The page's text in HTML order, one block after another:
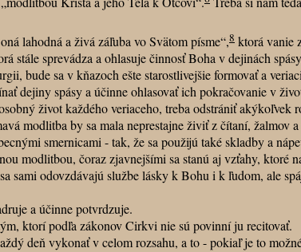
lahodná a živá záľuba vo Svätom písme“,8 ktorá vanie
sprevádza a ohlasuje činnosť Boha v dejinách
bude sa v kňazoch ešte starostlivejšie formovať a
dejiny spásy a účinne ohlasovať ich pokračovanie v
život každého veriaceho, treba odstrániť akýkoľvek
modlitba by sa mala neprestajne živiť z čítaní,
smernicami - tak, že sa použijú také skladby a
modlitbou, čoraz zjavnejšími sa stanú aj vzťahy,
sami odovzdávajú službe lásky k Bohu i k ľudom, ale
a účinne potvrdzuje.
ktorí podľa zákonov Cirkvi nie sú povinní ju recitovať.
vykonať v celom rozsahu, a to - pokiaľ je to